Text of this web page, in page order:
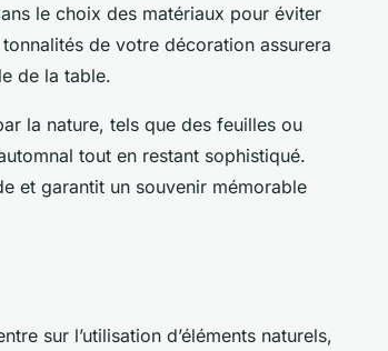
le choix des matériaux pour éviter
de votre décoration assurera
de la table.
la nature, tels que des feuilles ou
tout en restant sophistiqué.
et garantit un souvenir mémorable
sur l’utilisation d’éléments naturels,